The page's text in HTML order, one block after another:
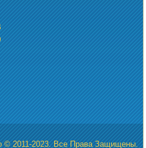
© 2011-2023. Все Права Защищены.